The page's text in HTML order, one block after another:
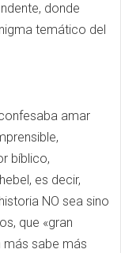
donde
temático del
amar
bíblico,
es decir,
NO sea sino
que «gran
más sabe más